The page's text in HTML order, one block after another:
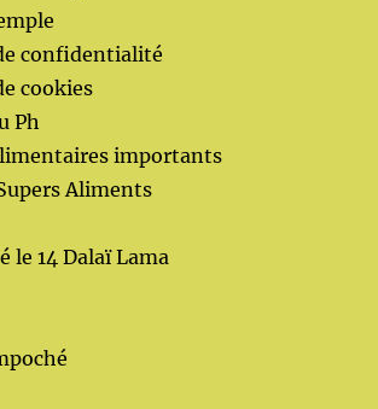
confidentialité
cookies
Ph
importants
Aliments
le 14 Dalaï Lama